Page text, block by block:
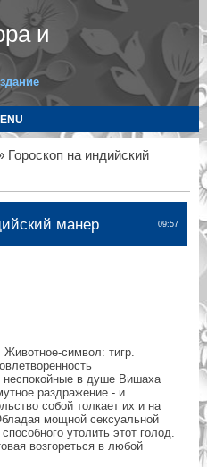
и
Гороскоп на индийский
09:57
манер
Животное-символ: тигр.
в душе Вишаха
раздражение - и
собой толкает их и на
мощной сексуальной
утолить этот голод.
возгореться в любой